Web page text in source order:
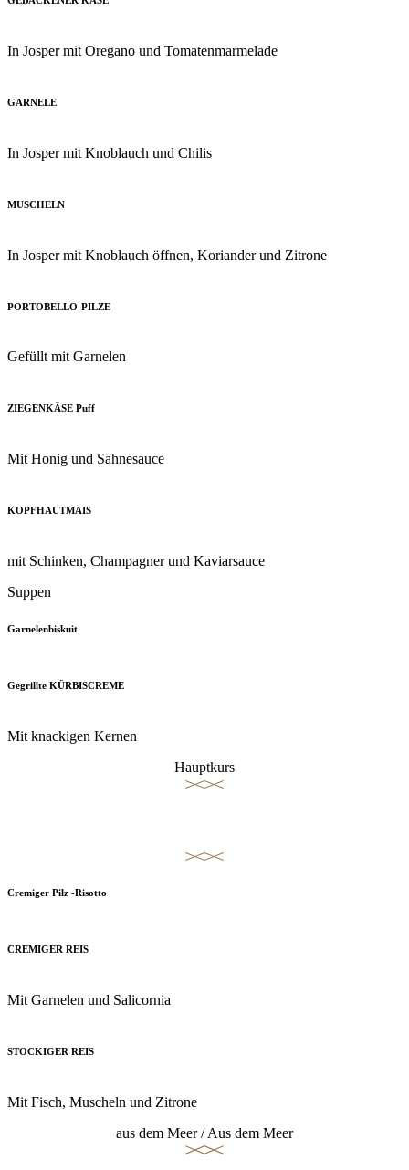
In Josper mit Oregano und Tomatenmarmelade
GARNELE
In Josper mit Knoblauch und Chilis
MUSCHELN
In Josper mit Knoblauch öffnen, Koriander und Zitrone
PORTOBELLO-PILZE
Gefüllt mit Garnelen
ZIEGENKÄSE Puff
Mit Honig und Sahnesauce
KOPFHAUTMAIS
mit Schinken, Champagner und Kaviarsauce
Suppen
Garnelenbiskuit
Gegrillte KÜRBISCREME
Mit knackigen Kernen
Hauptkurs
Cremiger Pilz -Risotto
CREMIGER REIS
Mit Garnelen und Salicornia
STOCKIGER REIS
Mit Fisch, Muscheln und Zitrone
aus dem Meer / Aus dem Meer